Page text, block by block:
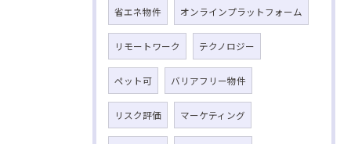
省エネ物件 オンラインプラットフォーム
リモートワーク テクノロジー
ペット可 バリアフリー物件
リスク評価 マーケティング